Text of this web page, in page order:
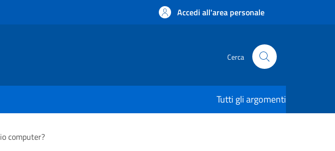
Accedi all'area personale
Cerca
Tutti gli argomenti
computer?